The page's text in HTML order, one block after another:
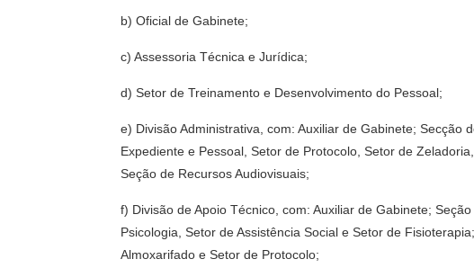
b) Oficial de Gabinete;
c) Assessoria Técnica e Jurídica;
d) Setor de Treinamento e Desenvolvimento do Pessoal;
e) Divisão Administrativa, com: Auxiliar de Gabinete;
Expediente e Pessoal, Setor de Protocolo, Setor de
Seção de Recursos Audiovisuais;
f) Divisão de Apoio Técnico, com: Auxiliar de Gabinete;
Psicologia, Setor de Assistência Social e Setor de
Almoxarifado e Setor de Protocolo;